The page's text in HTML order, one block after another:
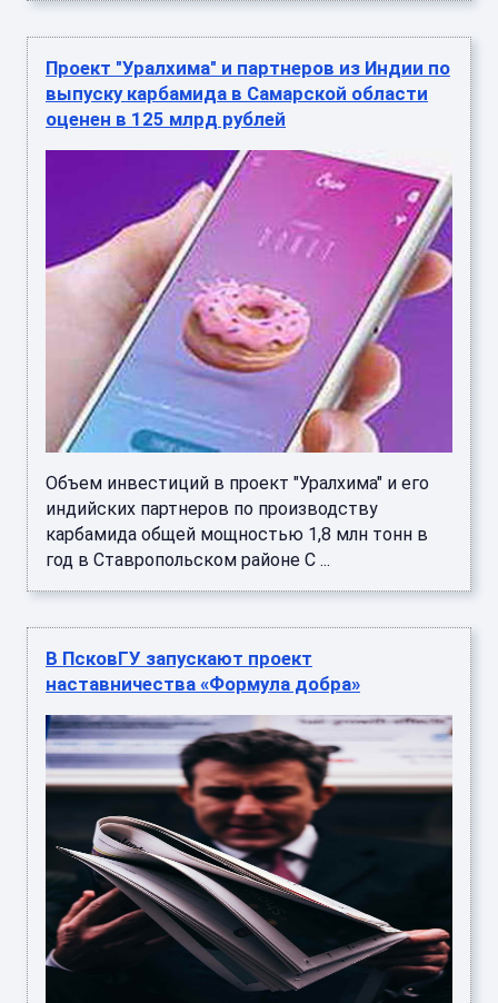
Проект "Уралхима" и партнеров из Индии по
выпуску карбамида в Самарской области
оценен в 125 млрд рублей
Объем инвестиций в проект "Уралхима" и его
индийских партнеров по производству
карбамида общей мощностью 1,8 млн тонн в
год в Ставропольском районе С ...
В ПсковГУ запускают проект
наставничества «Формула добра»